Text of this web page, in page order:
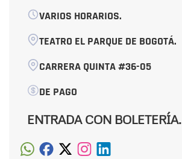
VARIOS HORARIOS.
TEATRO EL PARQUE DE BOGOTÁ.
CARRERA QUINTA #36-05
DE PAGO
ENTRADA CON BOLETERÍA.